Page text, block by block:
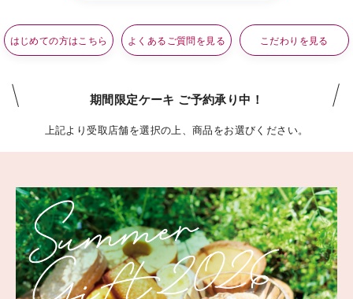
はじめての方はこちら よくあるご質問を見る こだわりを見る
期間限定ケーキ ご予約承り中！
上記より受取店舗を選択の上、商品をお選びください。